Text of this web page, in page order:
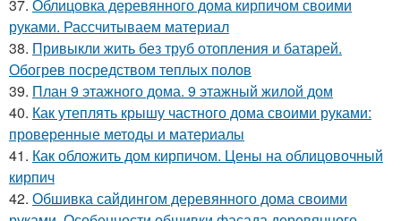
37. Облицовка деревянного дома кирпичом своими
руками. Рассчитываем материал
38. Привыкли жить без труб отопления и батарей.
Обогрев посредством теплых полов
39. План 9 этажного дома. 9 этажный жилой дом
40. Как утеплять крышу частного дома своими руками:
проверенные методы и материалы
41. Как обложить дом кирпичом. Цены на облицовочный
кирпич
42. Обшивка сайдингом деревянного дома своими